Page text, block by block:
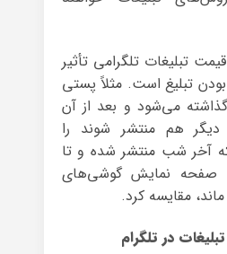
تبلیغات تلگرامی تأثیر
تبلیغ است. مثلاً پستی
می‌شود و بعد از آن
هم منتشر شوند را
آخر شب منتشر شده و تا
صفحه نمایش گوشی‌های
مقایسه کرد.
در تلگرام